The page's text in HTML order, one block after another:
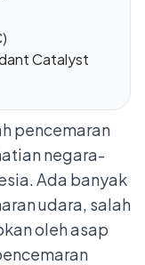
Catalyst
pencemaran
negara-
Ada banyak
udara, salah
oleh asap